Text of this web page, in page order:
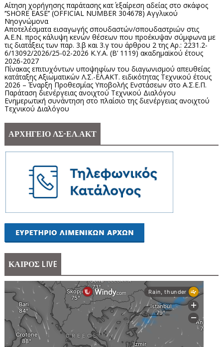
Αίτηση χορήγησης παράτασης κατ΄ εξαίρεση αδείας στο σκάφος
‘’SHORE EASE’’ (OFFICIAL NUMBER 304678) Αγγλικού
Νηογνώμονα
Αποτελέσματα εισαγωγής σπουδαστών/σπουδαστριών στις
Α.Ε.Ν. προς κάλυψη κενών θέσεων που προέκυψαν σύμφωνα με
τις διατάξεις των παρ. 3.β και 3.γ του άρθρου 2 της Αρ.: 2231.2-
6/13092/2026/25-02-2026 Κ.Υ.Α. (Β’ 1119) ακαδημαϊκού έτους
2026-2027
Πίνακας επιτυχόντων υποψηφίων του διαγωνισμού απευθείας
κατάταξης Αξιωματικών Λ.Σ.-ΕΛ.ΑΚΤ. ειδικότητας Τεχνικού έτους
2026 – Έναρξη Προθεσμίας Υποβολής Ενστάσεων στο Α.Σ.Ε.Π.
Παράταση διενέργειας ανοιχτού Τεχνικού Διαλόγου
Ενημερωτική συνάντηση στο πλαίσιο της διενέργειας ανοιχτού
Τεχνικού Διαλόγου
ΑΡΧΗΓΕΙΟ ΛΣ-ΕΛ.ΑΚΤ
ΚΑΙΡΟΣ LIVE